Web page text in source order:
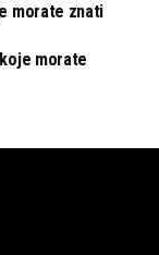
morate znati
morate